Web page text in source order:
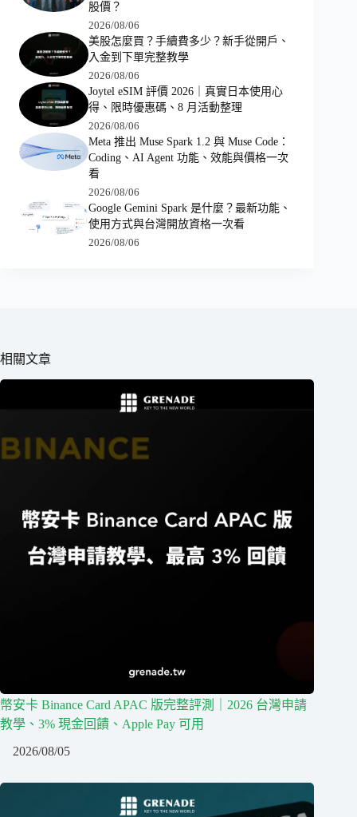
股價？
2026/08/06
美股怎麼買？手續費多少？新手從開戶、
入金到下單完整教學
2026/08/06
Joytel eSIM 評價 2026｜真實日本使用心
得、限時優惠碼、8 月活動整理
2026/08/06
Meta 推出 Muse Spark 1.2 與 Muse Code：
Coding、AI Agent 功能、效能與價格一次
看
2026/08/06
Google Gemini Spark 是什麼？最新功能、
使用方式與台灣開放資格一次看
2026/08/06
相關文章
幣安卡 Binance Card APAC 版完整評測｜2026 台灣申請
教學、3% 現金回饋、Apple Pay 可用
2026/08/05